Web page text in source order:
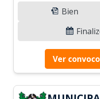
Bien
Ver